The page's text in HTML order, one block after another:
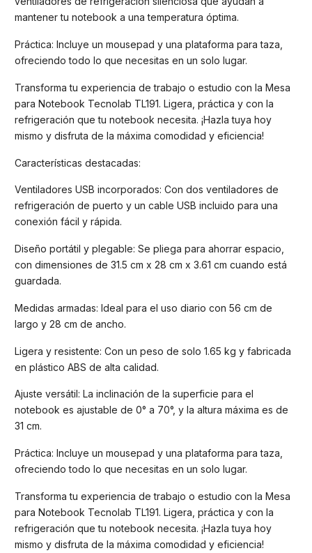
mantener tu notebook a una temperatura óptima.
Práctica: Incluye un mousepad y una plataforma para taza,
ofreciendo todo lo que necesitas en un solo lugar.
Transforma tu experiencia de trabajo o estudio con la Mesa
para Notebook Tecnolab TL191. Ligera, práctica y con la
refrigeración que tu notebook necesita. ¡Hazla tuya hoy
mismo y disfruta de la máxima comodidad y eficiencia!
Características destacadas:
Ventiladores USB incorporados: Con dos ventiladores de
refrigeración de puerto y un cable USB incluido para una
conexión fácil y rápida.
Diseño portátil y plegable: Se pliega para ahorrar espacio,
con dimensiones de 31.5 cm x 28 cm x 3.61 cm cuando está
guardada.
Medidas armadas: Ideal para el uso diario con 56 cm de
largo y 28 cm de ancho.
Ligera y resistente: Con un peso de solo 1.65 kg y fabricada
en plástico ABS de alta calidad.
Ajuste versátil: La inclinación de la superficie para el
notebook es ajustable de 0° a 70°, y la altura máxima es de
31 cm.
Práctica: Incluye un mousepad y una plataforma para taza,
ofreciendo todo lo que necesitas en un solo lugar.
Transforma tu experiencia de trabajo o estudio con la Mesa
para Notebook Tecnolab TL191. Ligera, práctica y con la
refrigeración que tu notebook necesita. ¡Hazla tuya hoy
mismo y disfruta de la máxima comodidad y eficiencia!